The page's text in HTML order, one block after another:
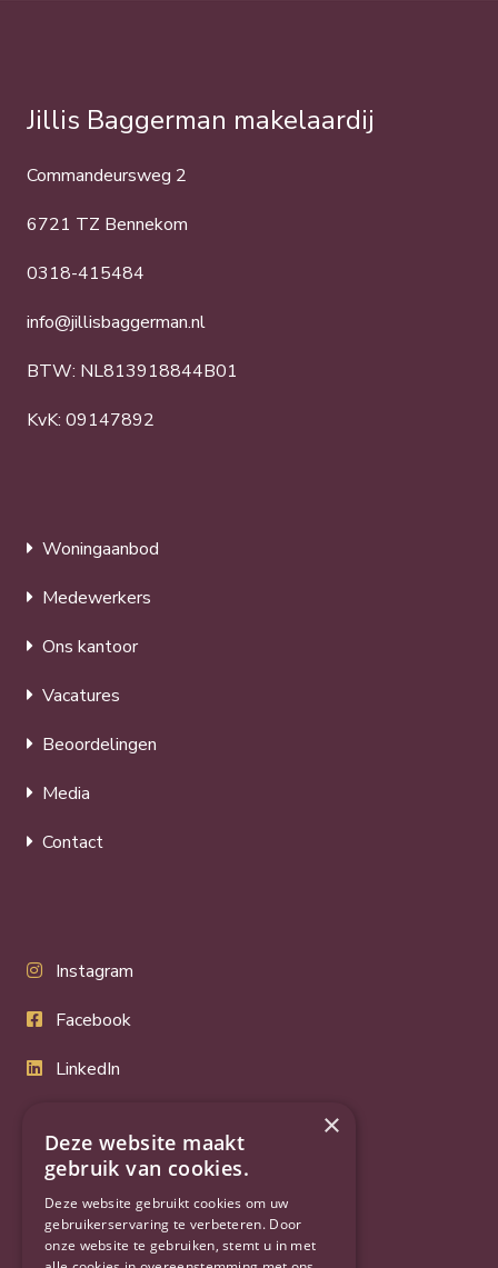
Jillis Baggerman makelaardij
Commandeursweg 2
6721 TZ Bennekom
0318-415484
info@jillisbaggerman.nl
BTW: NL813918844B01
KvK: 09147892
Woningaanbod
Medewerkers
Ons kantoor
Vacatures
Beoordelingen
Media
Contact
Instagram
Facebook
LinkedIn
YouTube
×
Deze website maakt
gebruik van cookies.
Deze website gebruikt cookies om uw
gebruikerservaring te verbeteren. Door
onze website te gebruiken, stemt u in met